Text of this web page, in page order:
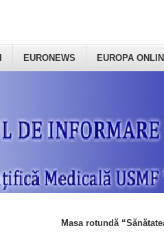
EURONEWS EUROPA
Masa rotundă